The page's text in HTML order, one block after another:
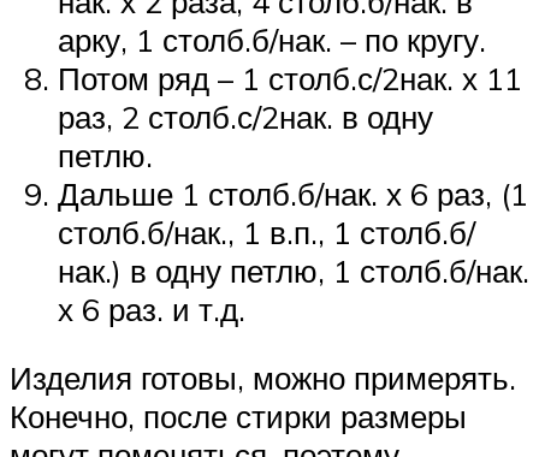
арку, 1 столб.б/нак. – по кругу.
Потом ряд – 1 столб.с/2нак. х 11
раз, 2 столб.с/2нак. в одну
петлю.
Дальше 1 столб.б/нак. х 6 раз, (1
столб.б/нак., 1 в.п., 1 столб.б/
нак.) в одну петлю, 1 столб.б/нак.
х 6 раз. и т.д.
Изделия готовы, можно примерять.
Конечно, после стирки размеры